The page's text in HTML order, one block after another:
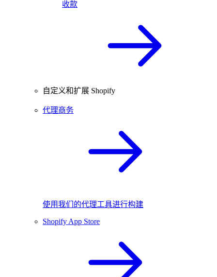
收款
自定义和扩展 Shopify
代理商务
使用我们的代理工具进行构建
Shopify App Store